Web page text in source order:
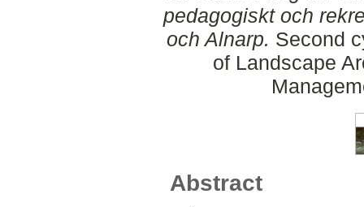
pedagogiskt och
och Alnarp. Second
of Landscape
Abstract